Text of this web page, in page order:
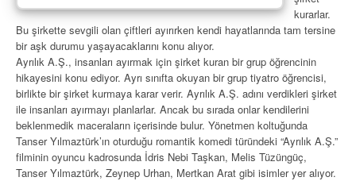
kurarlar.
Bu şirkette sevgili olan çiftleri ayırırken kendi hayatlarında tam tersine
bir aşk durumu yaşayacaklarını konu alıyor.
Ayrılık A.Ş., insanları ayırmak için şirket kuran bir grup öğrencinin
hikayesini konu ediyor. Ayrı sınıfta okuyan bir grup tiyatro öğrencisi,
birlikte bir şirket kurmaya karar verir. Ayrılık A.Ş. adını verdikleri şirket
ile insanları ayırmayı planlarlar. Ancak bu sırada onlar kendilerini
beklenmedik maceraların içerisinde bulur. Yönetmen koltuğunda
Tanser Yılmaztürk’ın oturduğu romantik komedi türündeki “Ayrılık A.Ş.”
filminin oyuncu kadrosunda İdris Nebi Taşkan, Melis Tüzüngüç,
Tanser Yılmaztürk, Zeynep Urhan, Mertkan Arat gibi isimler yer alıyor.